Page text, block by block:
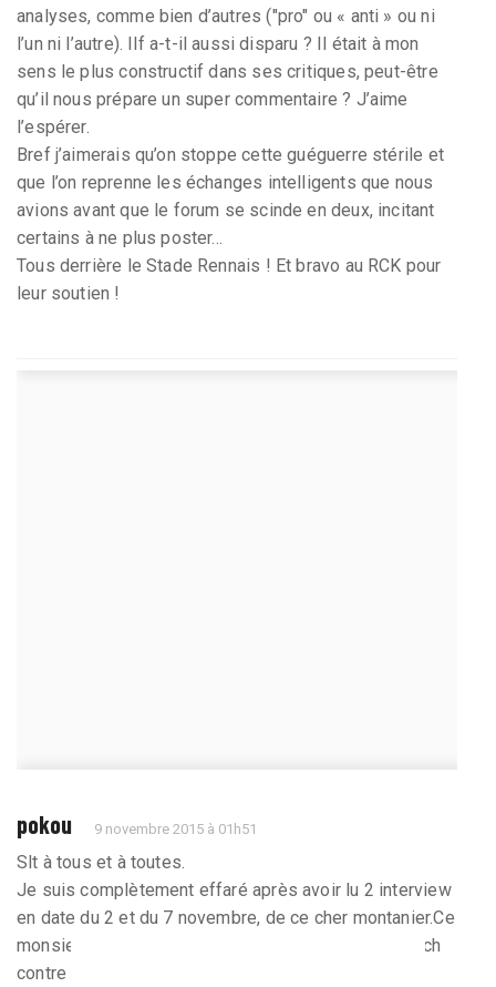
analyses, comme bien d’autres ("pro" ou « anti » ou ni
l’un ni l’autre). Ilf a-t-il aussi disparu ? Il était à mon
sens le plus constructif dans ses critiques, peut-être
qu’il nous prépare un super commentaire ? J’aime
l’espérer.
Bref j’aimerais qu’on stoppe cette guéguerre stérile et
que l’on reprenne les échanges intelligents que nous
avions avant que le forum se scinde en deux, incitant
certains à ne plus poster...
Tous derrière le Stade Rennais ! Et bravo au RCK pour
leur soutien !
pokou 9 novembre 2015 à 01h51
Slt à tous et à toutes.
Je suis complètement effaré après avoir lu 2 interview
en date du 2 et du 7 novembre, de ce cher montanier.Ce
monsieur est dans le déni total. Il revient sur le match
contre le PSG en nous expliquant...